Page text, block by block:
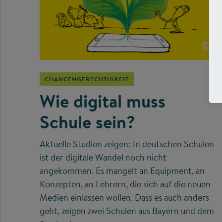
©
CHANCENGERECHTIGKEIT
Wie digital muss
Schule sein?
Aktuelle Studien zeigen: In deutschen Schulen
ist der digitale Wandel noch nicht
angekommen. Es mangelt an Equipment, an
Konzepten, an Lehrern, die sich auf die neuen
Medien einlassen wollen. Dass es auch anders
geht, zeigen zwei Schulen aus Bayern und dem